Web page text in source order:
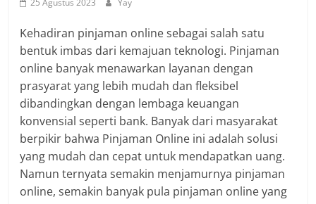
Kehadiran pinjaman online sebagai salah satu
bentuk imbas dari kemajuan teknologi. Pinjaman
online banyak menawarkan layanan dengan
prasyarat yang lebih mudah dan fleksibel
dibandingkan dengan lembaga keuangan
konvensial seperti bank. Banyak dari masyarakat
berpikir bahwa Pinjaman Online ini adalah solusi
yang mudah dan cepat untuk mendapatkan uang.
Namun ternyata semakin menjamurnya pinjaman
online, semakin banyak pula pinjaman online yang